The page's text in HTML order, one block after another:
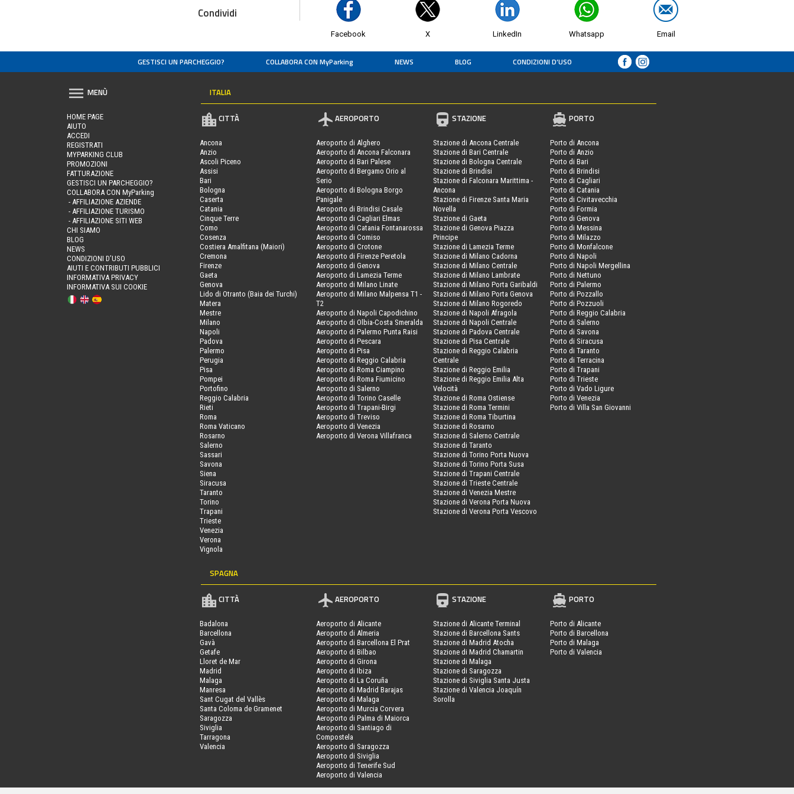
Condividi
Facebook X LinkedIn Whatsapp Email
GESTISCI UN PARCHEGGIO? COLLABORA CON MyParking NEWS BLOG CONDIZIONI D’USO
MENÙ
HOME PAGE
AIUTO
ACCEDI
REGISTRATI
MYPARKING CLUB
PROMOZIONI
FATTURAZIONE
GESTISCI UN PARCHEGGIO?
COLLABORA CON MyParking
- AFFILIAZIONE AZIENDE
- AFFILIAZIONE TURISMO
- AFFILIAZIONE SITI WEB
CHI SIAMO
BLOG
NEWS
CONDIZIONI D’USO
AIUTI E CONTRIBUTI PUBBLICI
INFORMATIVA PRIVACY
INFORMATIVA SUI COOKIE
ITALIA
CITTÀ
Ancona
Anzio
Ascoli Piceno
Assisi
Bari
Bologna
Caserta
Catania
Cinque Terre
Como
Cosenza
Costiera Amalfitana (Maiori)
Cremona
Firenze
Gaeta
Genova
Lido di Otranto (Baia dei Turchi)
Matera
Mestre
Milano
Napoli
Padova
Palermo
Perugia
Pisa
Pompei
Portofino
Reggio Calabria
Rieti
Roma
Roma Vaticano
Rosarno
Salerno
Sassari
Savona
Siena
Siracusa
Taranto
Torino
Trapani
Trieste
Venezia
Verona
Vignola
AEROPORTO
Aeroporto di Alghero
Aeroporto di Ancona Falconara
Aeroporto di Bari Palese
Aeroporto di Bergamo Orio al
Serio
Aeroporto di Bologna Borgo
Panigale
Aeroporto di Brindisi Casale
Aeroporto di Cagliari Elmas
Aeroporto di Catania Fontanarossa
Aeroporto di Comiso
Aeroporto di Crotone
Aeroporto di Firenze Peretola
Aeroporto di Genova
Aeroporto di Lamezia Terme
Aeroporto di Milano Linate
Aeroporto di Milano Malpensa T1 -
T2
Aeroporto di Napoli Capodichino
Aeroporto di Olbia-Costa Smeralda
Aeroporto di Palermo Punta Raisi
Aeroporto di Pescara
Aeroporto di Pisa
Aeroporto di Reggio Calabria
Aeroporto di Roma Ciampino
Aeroporto di Roma Fiumicino
Aeroporto di Salerno
Aeroporto di Torino Caselle
Aeroporto di Trapani-Birgi
Aeroporto di Treviso
Aeroporto di Venezia
Aeroporto di Verona Villafranca
STAZIONE
Stazione di Ancona Centrale
Stazione di Bari Centrale
Stazione di Bologna Centrale
Stazione di Brindisi
Stazione di Falconara Marittima -
Ancona
Stazione di Firenze Santa Maria
Novella
Stazione di Gaeta
Stazione di Genova Piazza
Principe
Stazione di Lamezia Terme
Stazione di Milano Cadorna
Stazione di Milano Centrale
Stazione di Milano Lambrate
Stazione di Milano Porta Garibaldi
Stazione di Milano Porta Genova
Stazione di Milano Rogoredo
Stazione di Napoli Afragola
Stazione di Napoli Centrale
Stazione di Padova Centrale
Stazione di Pisa Centrale
Stazione di Reggio Calabria
Centrale
Stazione di Reggio Emilia
Stazione di Reggio Emilia Alta
Velocità
Stazione di Roma Ostiense
Stazione di Roma Termini
Stazione di Roma Tiburtina
Stazione di Rosarno
Stazione di Salerno Centrale
Stazione di Taranto
Stazione di Torino Porta Nuova
Stazione di Torino Porta Susa
Stazione di Trapani Centrale
Stazione di Trieste Centrale
Stazione di Venezia Mestre
Stazione di Verona Porta Nuova
Stazione di Verona Porta Vescovo
PORTO
Porto di Ancona
Porto di Anzio
Porto di Bari
Porto di Brindisi
Porto di Cagliari
Porto di Catania
Porto di Civitavecchia
Porto di Formia
Porto di Genova
Porto di Messina
Porto di Milazzo
Porto di Monfalcone
Porto di Napoli
Porto di Napoli Mergellina
Porto di Nettuno
Porto di Palermo
Porto di Pozzallo
Porto di Pozzuoli
Porto di Reggio Calabria
Porto di Salerno
Porto di Savona
Porto di Siracusa
Porto di Taranto
Porto di Terracina
Porto di Trapani
Porto di Trieste
Porto di Vado Ligure
Porto di Venezia
Porto di Villa San Giovanni
SPAGNA
CITTÀ
Badalona
Barcellona
Gavà
Getafe
Lloret de Mar
Madrid
Malaga
Manresa
Sant Cugat del Vallès
Santa Coloma de Gramenet
Saragozza
Siviglia
Tarragona
Valencia
AEROPORTO
Aeroporto di Alicante
Aeroporto di Almeria
Aeroporto di Barcellona El Prat
Aeroporto di Bilbao
Aeroporto di Girona
Aeroporto di Ibiza
Aeroporto di La Coruña
Aeroporto di Madrid Barajas
Aeroporto di Malaga
Aeroporto di Murcia Corvera
Aeroporto di Palma di Maiorca
Aeroporto di Santiago di
Compostela
Aeroporto di Saragozza
Aeroporto di Siviglia
Aeroporto di Tenerife Sud
Aeroporto di Valencia
STAZIONE
Stazione di Alicante Terminal
Stazione di Barcellona Sants
Stazione di Madrid Atocha
Stazione di Madrid Chamartin
Stazione di Malaga
Stazione di Saragozza
Stazione di Siviglia Santa Justa
Stazione di Valencia Joaquín
Sorolla
PORTO
Porto di Alicante
Porto di Barcellona
Porto di Malaga
Porto di Valencia